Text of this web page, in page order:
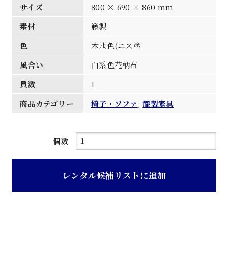
サイズ
800 × 690 × 860 mm
素材
籐製
色
木地色(ニス塗
風合い
白系色花柄布
員数
1
商品カテゴリー
椅子・ソファ ,籐製家具
個数
木
ス
レンタル候補リストに追加